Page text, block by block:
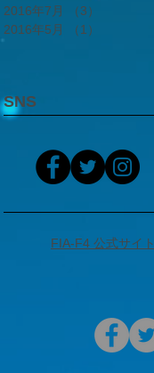
2016年7月
（3）
2016年5月
（1）
SNS
FIA-F4 公式サイト